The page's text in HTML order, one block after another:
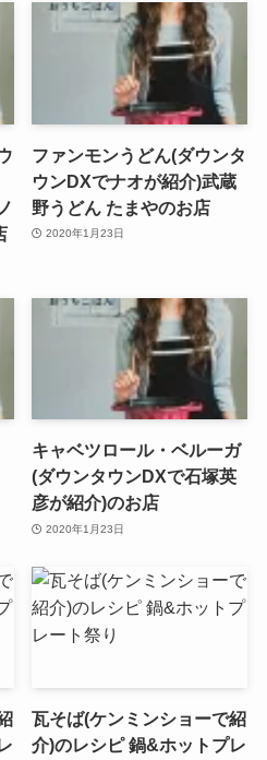
ファンモンうどん(ダウンタ
ウンDXでナオが紹介)武蔵
野うどん たまやのお店
2020年1月23日
キャベツロール・ベルーガ
(ダウンタウンDXで石塚英
彦が紹介)のお店
2020年1月23日
瓦そば(ケンミンショーで紹
介)のレシピ 鍋&ホットプレ